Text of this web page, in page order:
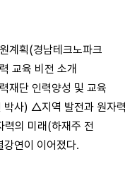
계획(경남테크노파크
교육 비전 소개
재단 인력양성 및 교육
박사) △지역 발전과 원자력
의 미래(하재주 전
연이 이어졌다.